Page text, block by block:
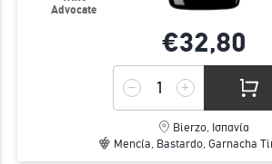
Advocate
€32,80
Bierzo, Ισπανία
Mencía, Bastardo, Garnacha